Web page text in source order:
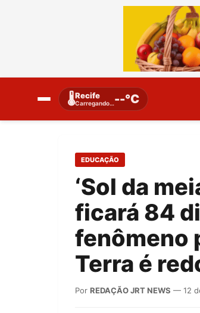
🌡️Recife
Carregando…--°C
EDUCAÇÃO
‘Sol da
ficará 84
fenômeno
Terra é
Por REDAÇÃO JRT NEWS — 12